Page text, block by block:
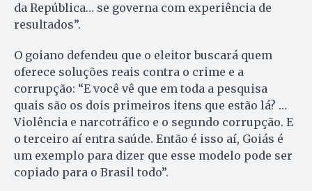
da República… se governa com experiência de
resultados”.
O goiano defendeu que o eleitor buscará quem
oferece soluções reais contra o crime e a
corrupção: “E você vê que em toda a pesquisa
quais são os dois primeiros itens que estão lá? …
Violência e narcotráfico e o segundo corrupção. E
o terceiro aí entra saúde. Então é isso aí, Goiás é
um exemplo para dizer que esse modelo pode ser
copiado para o Brasil todo”.